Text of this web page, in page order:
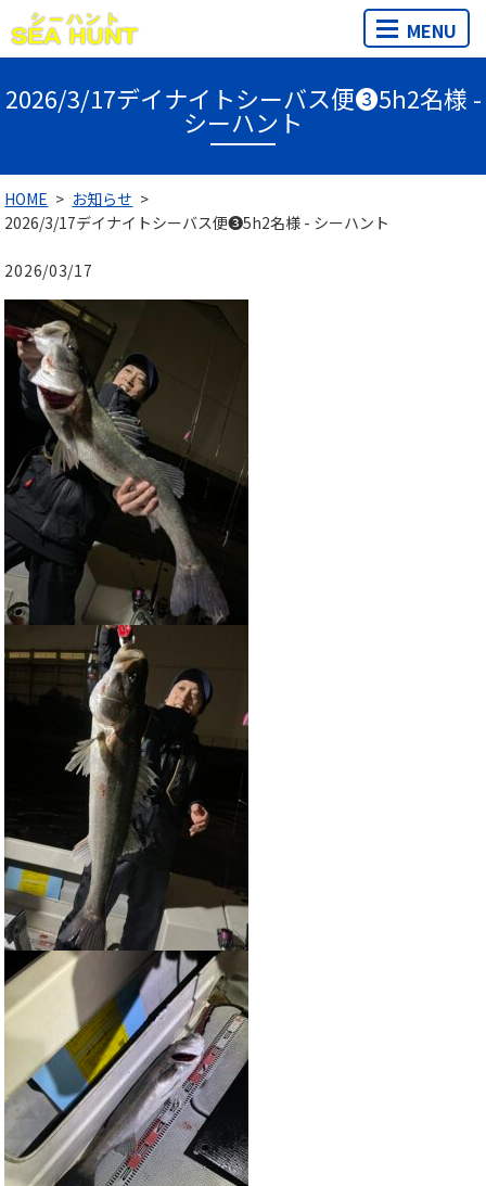
MENU
2026/3/17デイナイトシーバス便❸5h2名様 -
シーハント
HOME
お知らせ
2026/3/17デイナイトシーバス便❸5h2名様 - シーハント
2026/03/17